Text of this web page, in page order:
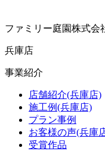
ファミリー庭園株式会
兵庫店
事業紹介
店舗紹介(兵庫店)
施工例(兵庫店)
プラン事例
お客様の声(兵庫
受賞作品